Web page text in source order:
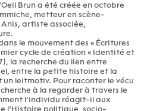
Brun a été créée en octobre
metteur en scène-
artiste associée,
le mouvement des « Écritures
cycle de création « Identité et
la recherche du lien entre
entre la petite histoire et la
leitmotiv. Pour raconter le vécu
à la regarder à travers le
l’individu réagit-il aux
l’Histoire politique, socio-